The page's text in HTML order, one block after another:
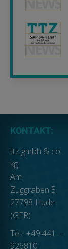
KONTAKT:
ttz gmbh & co.
kg
Am
Zuggraben 5
27798 Hude
(GER)
Tel.: +49 441 –
926810